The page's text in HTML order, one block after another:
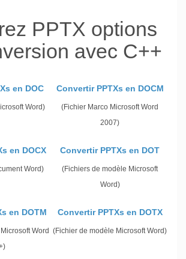
PPTX options
avec C++
en DOC
Word)
Convertir PPTXs en DOCM
(Fichier Marco Microsoft Word
2007)
en DOCX
Word)
Convertir PPTXs en DOT
(Fichiers de modèle Microsoft
Word)
en DOTM
Word
Convertir PPTXs en DOTX
(Fichier de modèle Microsoft Word)